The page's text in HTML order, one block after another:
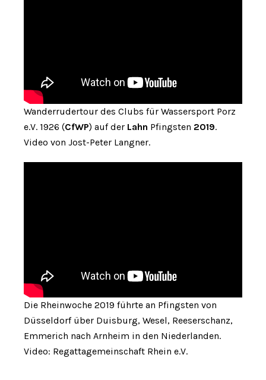
Wanderrudertour des Clubs für Wassersport Porz
e.V. 1926 (CfWP) auf der Lahn Pfingsten 2019.
Video von Jost-Peter Langner.
Die Rheinwoche 2019 führte an Pfingsten von
Düsseldorf über Duisburg, Wesel, Reeserschanz,
Emmerich nach Arnheim in den Niederlanden.
Video: Regattagemeinschaft Rhein e.V.